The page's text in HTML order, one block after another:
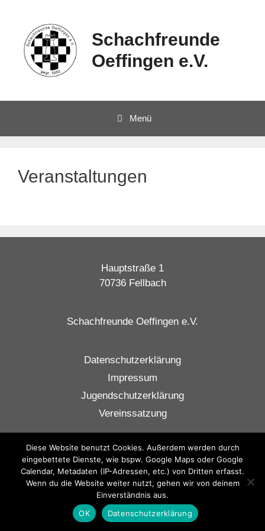
Schachfreunde
Oeffingen e.V.
Menü
Veranstaltungen
Hauptstraße 1
70736 Fellbach
Schachfreunde Oeffingen e.V.
Datenschutzerklärung
Impressum
Jugendschutzerklärung
Vereinssatzung
Diese Website benutzt Cookies. Außerdem werden durch
eingebettete Dienste, wie bspw. Google Maps oder Google
Calendar, Metadaten (IP-Adressen, etc.) von Dritten erfasst.
Wenn du die Website weiter nutzt, gehen wir von deinem
Einverständnis aus.
OK
Datenschutzerklärung